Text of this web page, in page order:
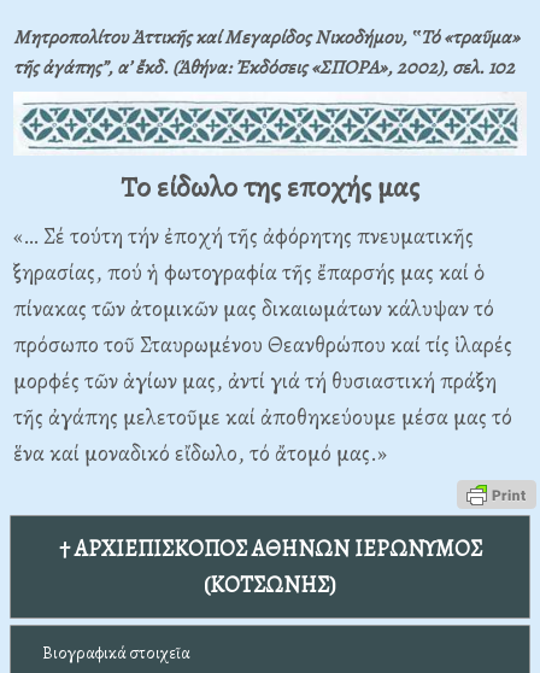
Μητροπολίτου Ἀττικῆς καί Μεγαρίδος Νικοδήμου, ‟Τό «τραῦμα»
τῆς ἀγάπης”, α’ ἔκδ. (Ἀθήνα: Ἐκδόσεις «ΣΠΟΡΑ», 2002), σελ. 102
Το είδωλο της εποχής μας
«… Σέ τούτη τήν ἐποχή τῆς ἀφόρητης πνευματικῆς
ξηρασίας, πού ἡ φωτογραφία τῆς ἔπαρσής μας καί ὁ
πίνακας τῶν ἀτομικῶν μας δικαιωμάτων κάλυψαν τό
πρόσωπο τοῦ Σταυρωμένου Θεανθρώπου καί τίς ἱλαρές
μορφές τῶν ἁγίων μας, ἀντί γιά τή θυσιαστική πράξη
τῆς ἀγάπης μελετοῦμε καί ἀποθηκεύουμε μέσα μας τό
ἕνα καί μοναδικό εἴδωλο, τό ἄτομό μας.»
† ΑΡΧΙΕΠΙΣΚΟΠΟΣ ΑΘΗΝΩΝ ΙΕΡΩΝΥΜΟΣ
(ΚΟΤΣΩΝΗΣ)
Βιογραφικά στοιχεῖα